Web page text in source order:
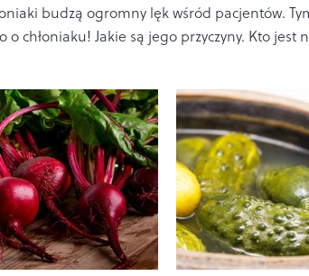
budzą ogromny lęk wśród pacjentów.
o chłoniaku! Jakie są jego przyczyny. Kto